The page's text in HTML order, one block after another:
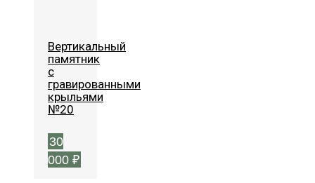
Вертикальный
памятник
с
гравированными
крыльями
№20
30
000 ₽